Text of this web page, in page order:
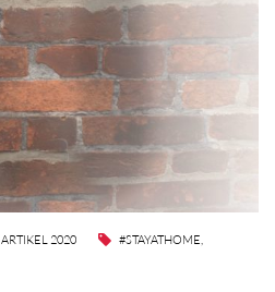
ARTIKEL 2020 #STAYATHOME,